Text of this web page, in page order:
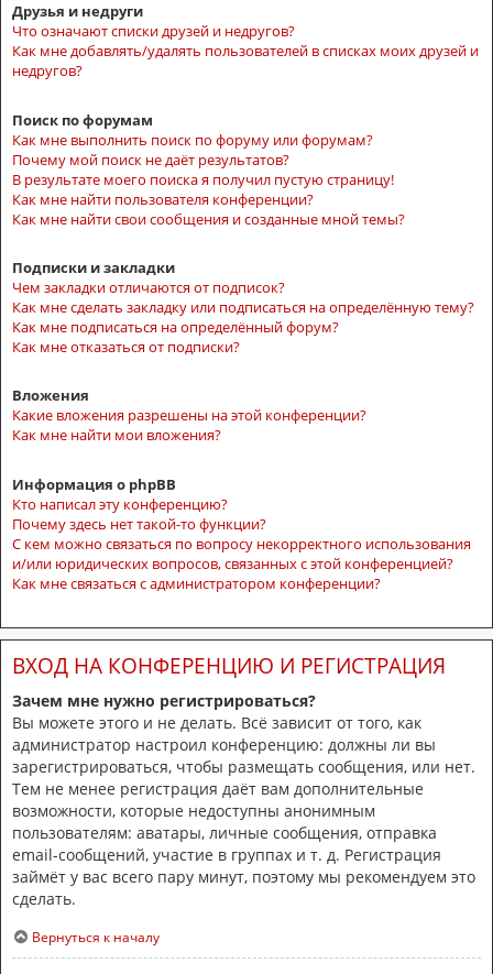
Друзья и недруги
Что означают списки друзей и недругов?
Как мне добавлять/удалять пользователей в списках моих друзей и
недругов?
Поиск по форумам
Как мне выполнить поиск по форуму или форумам?
Почему мой поиск не даёт результатов?
В результате моего поиска я получил пустую страницу!
Как мне найти пользователя конференции?
Как мне найти свои сообщения и созданные мной темы?
Подписки и закладки
Чем закладки отличаются от подписок?
Как мне сделать закладку или подписаться на определённую тему?
Как мне подписаться на определённый форум?
Как мне отказаться от подписки?
Вложения
Какие вложения разрешены на этой конференции?
Как мне найти мои вложения?
Информация о phpBB
Кто написал эту конференцию?
Почему здесь нет такой-то функции?
С кем можно связаться по вопросу некорректного использования
и/или юридических вопросов, связанных с этой конференцией?
Как мне связаться с администратором конференции?
ВХОД НА КОНФЕРЕНЦИЮ И РЕГИСТРАЦИЯ
Зачем мне нужно регистрироваться?
Вы можете этого и не делать. Всё зависит от того, как
администратор настроил конференцию: должны ли вы
зарегистрироваться, чтобы размещать сообщения, или нет.
Тем не менее регистрация даёт вам дополнительные
возможности, которые недоступны анонимным
пользователям: аватары, личные сообщения, отправка
email-сообщений, участие в группах и т. д. Регистрация
займёт у вас всего пару минут, поэтому мы рекомендуем это
сделать.
Вернуться к началу